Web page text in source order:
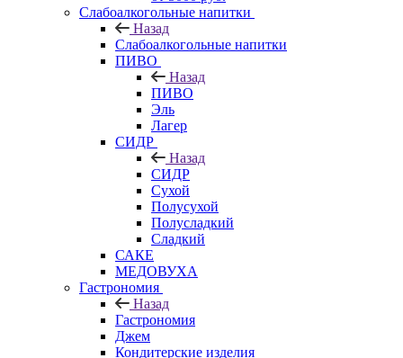
Слабоалкогольные напитки
Назад
Слабоалкогольные напитки
ПИВО
Назад
ПИВО
Эль
Лагер
СИДР
Назад
СИДР
Сухой
Полусухой
Полусладкий
Сладкий
САКЕ
МЕДОВУХА
Гастрономия
Назад
Гастрономия
Джем
Кондитерские изделия